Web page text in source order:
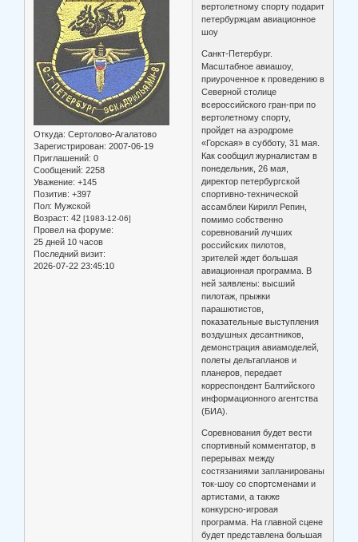
Откуда: Сертолово-Агалатово
Зарегистрирован: 2007-06-19
Приглашений: 0
Сообщений: 2258
Уважение: +145
Позитив: +397
Пол: Мужской
Возраст: 42 [1983-12-06]
Провел на форуме:
25 дней 10 часов
Последний визит:
2026-07-22 23:45:10
вертолетному спорту подарит
петербуржцам авиационное
шоу
Санкт-Петербург.
Масштабное авиашоу,
приуроченное к проведению в
Северной столице
всероссийского гран-при по
вертолетному спорту,
пройдет на аэродроме
«Горская» в субботу, 31 мая.
Как сообщил журналистам в
понедельник, 26 мая,
директор петербургской
спортивно-технической
ассамблеи Кирилл Репин,
помимо собственно
соревнований лучших
российских пилотов,
зрителей ждет большая
авиационная программа. В
ней заявлены: высший
пилотаж, прыжки
парашютистов,
показательные выступления
воздушных десантников,
демонстрация авиамоделей,
полеты дельтапланов и
планеров, передает
корреспондент Балтийского
информационного агентства
(БИА).
Соревнования будет вести
спортивный комментатор, в
перерывах между
состязаниями запланированы
ток-шоу со спортсменами и
артистами, а также
конкурсно-игровая
программа. На главной сцене
будет представлена большая